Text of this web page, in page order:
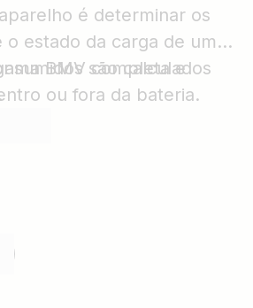
é determinar os
estado da carga de uma
são calculados
ou fora da bateria.
BMV completa e